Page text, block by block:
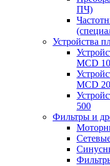
ПЧ)
Устройства
MCD
MCD
500
Фильтры и